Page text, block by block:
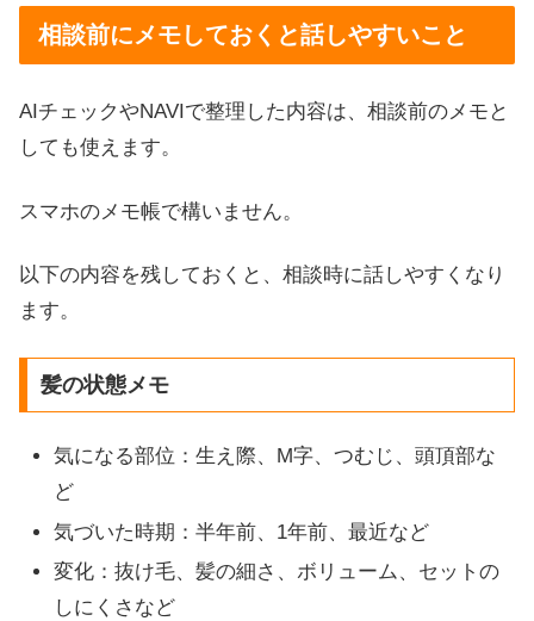
相談前にメモしておくと話しやすいこと
AIチェックやNAVIで整理した内容は、相談前のメモと
しても使えます。
スマホのメモ帳で構いません。
以下の内容を残しておくと、相談時に話しやすくなり
ます。
髪の状態メモ
気になる部位：生え際、M字、つむじ、頭頂部な
ど
気づいた時期：半年前、1年前、最近など
変化：抜け毛、髪の細さ、ボリューム、セットの
しにくさなど